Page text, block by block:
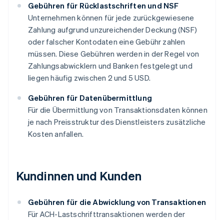
Gebühren für Rücklastschriften und NSF
Unternehmen können für jede zurückgewiesene
Zahlung aufgrund unzureichender Deckung (NSF)
oder falscher Kontodaten eine Gebühr zahlen
müssen. Diese Gebühren werden in der Regel von
Zahlungsabwicklern und Banken festgelegt und
liegen häufig zwischen 2 und 5 USD.
Gebühren für Datenübermittlung
Für die Übermittlung von Transaktionsdaten können
je nach Preisstruktur des Dienstleisters zusätzliche
Kosten anfallen.
Kundinnen und Kunden
Gebühren für die Abwicklung von Transaktionen
Für ACH-Lastschrifttransaktionen werden der